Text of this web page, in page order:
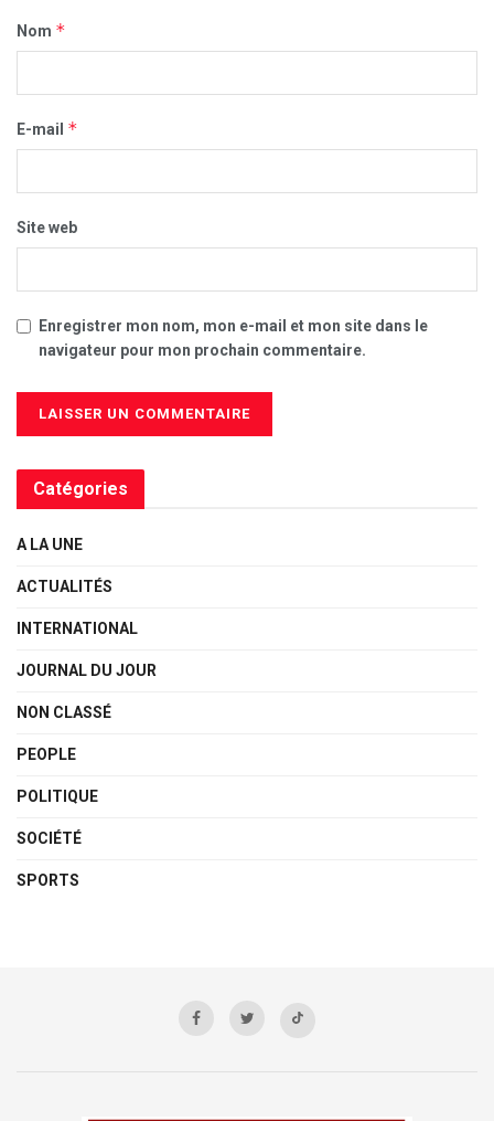
Nom *
E-mail *
Site web
Enregistrer mon nom, mon e-mail et mon site dans le
navigateur pour mon prochain commentaire.
Catégories
A LA UNE
ACTUALITÉS
INTERNATIONAL
JOURNAL DU JOUR
NON CLASSÉ
PEOPLE
POLITIQUE
SOCIÉTÉ
SPORTS